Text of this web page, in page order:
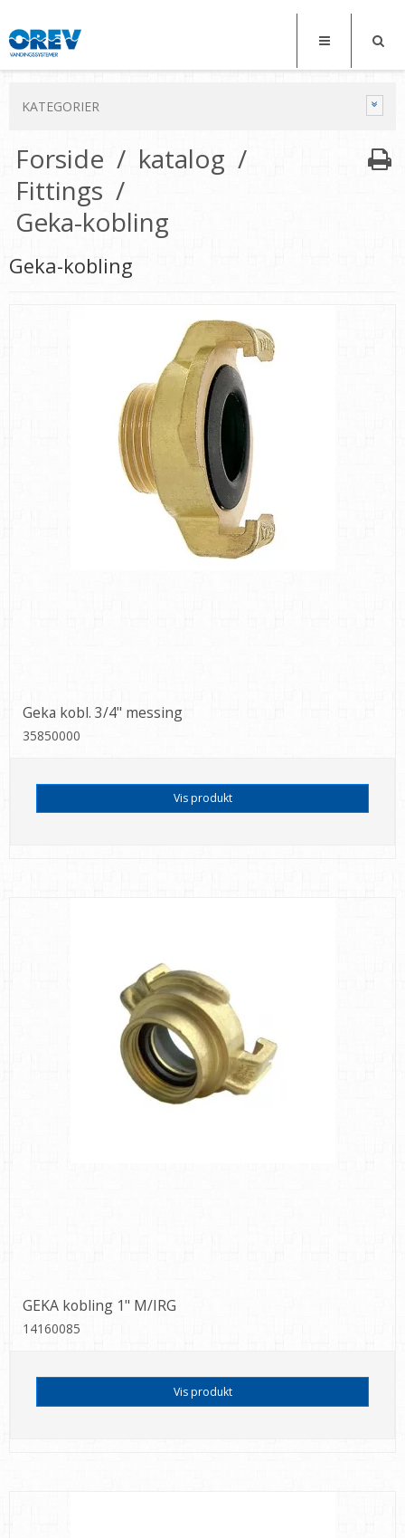
KATEGORIER
Forside / katalog /
Fittings /
Geka-kobling
Geka-kobling
Geka kobl. 3/4" messing
35850000
Vis produkt
GEKA kobling 1" M/IRG
14160085
Vis produkt